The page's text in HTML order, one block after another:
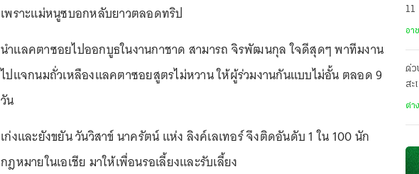
เพราะแม่หนูซบอกหลับยาวตลอดทริป
นำแลคตาซอยไปออกบูธในงานกาชาด สามารถ จิรพัฒนกุล ใจดีสุดๆ พาทีมงาน
ไปแจกนมถั่วเหลืองแลคตาซอยสูตรไม่หวาน ให้ผู้ร่วมงานกันแบบไม่อั้น ตลอด 9
วัน
เก่งและยังขยัน วันวิสาข์ นาครัตน์ แห่ง ลิงค์เลเทอร์ จึงติดอันดับ 1 ใน 100 นัก
กฎหมายในเอเชีย มาให้เพื่อนรอเลี้ยงและรับเลี้ยง
11
อา
ด่ว
สะ
อ
ต่า